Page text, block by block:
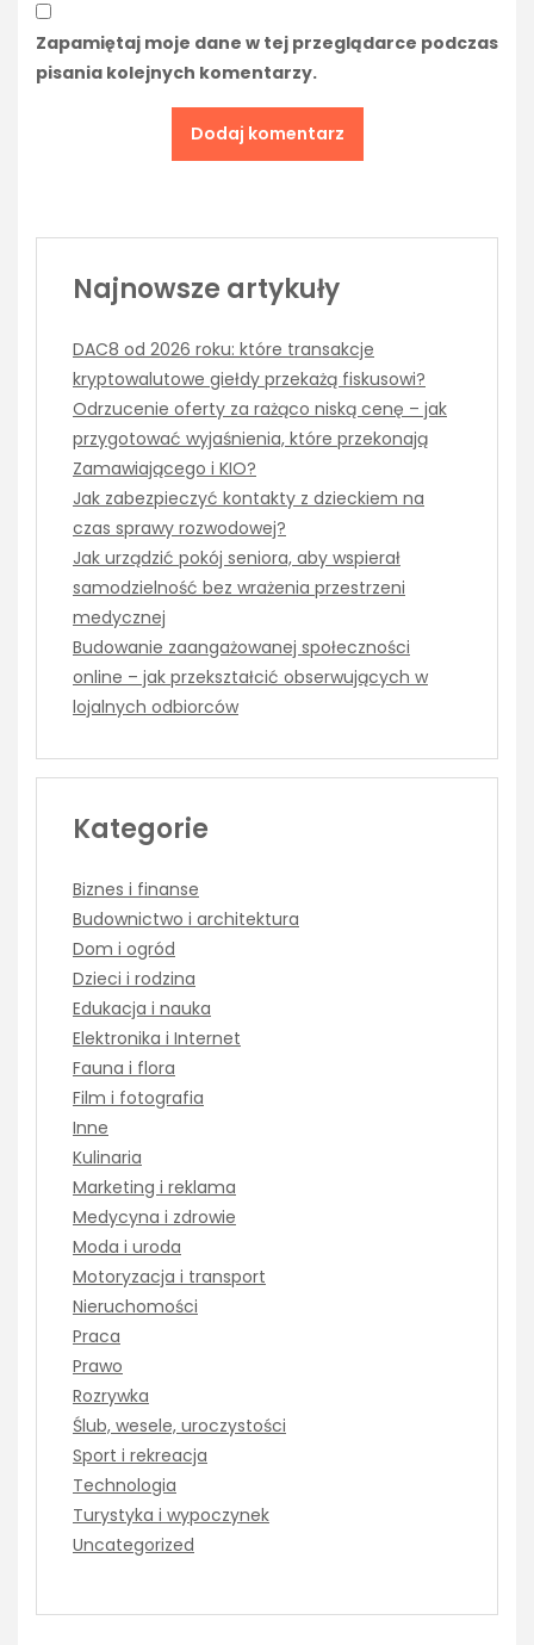
Zapamiętaj moje dane w tej przeglądarce podczas
pisania kolejnych komentarzy.
Najnowsze artykuły
DAC8 od 2026 roku: które transakcje
kryptowalutowe giełdy przekażą fiskusowi?
Odrzucenie oferty za rażąco niską cenę – jak
przygotować wyjaśnienia, które przekonają
Zamawiającego i KIO?
Jak zabezpieczyć kontakty z dzieckiem na
czas sprawy rozwodowej?
Jak urządzić pokój seniora, aby wspierał
samodzielność bez wrażenia przestrzeni
medycznej
Budowanie zaangażowanej społeczności
online – jak przekształcić obserwujących w
lojalnych odbiorców
Kategorie
Biznes i finanse
Budownictwo i architektura
Dom i ogród
Dzieci i rodzina
Edukacja i nauka
Elektronika i Internet
Fauna i flora
Film i fotografia
Inne
Kulinaria
Marketing i reklama
Medycyna i zdrowie
Moda i uroda
Motoryzacja i transport
Nieruchomości
Praca
Prawo
Rozrywka
Ślub, wesele, uroczystości
Sport i rekreacja
Technologia
Turystyka i wypoczynek
Uncategorized